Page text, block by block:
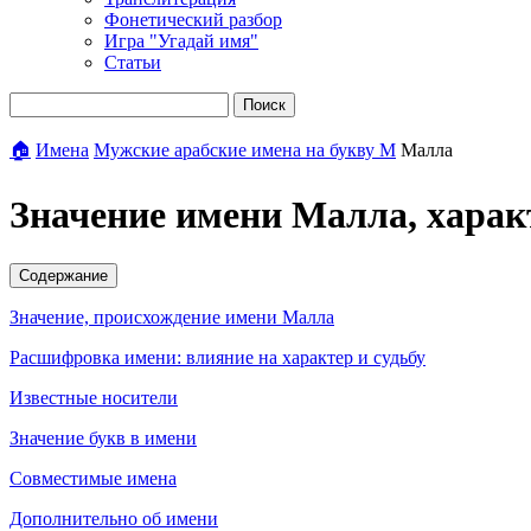
Фонетический разбор
Игра "Угадай имя"
Статьи
Поиск
🏠 Имена Мужские арабские имена на букву М Малла
Значение имени Малла,
Содержание
Значение, происхождение имени Малла
Расшифровка имени: влияние на характер и судьбу
Известные носители
Значение букв в имени
Совместимые имена
Дополнительно об имени